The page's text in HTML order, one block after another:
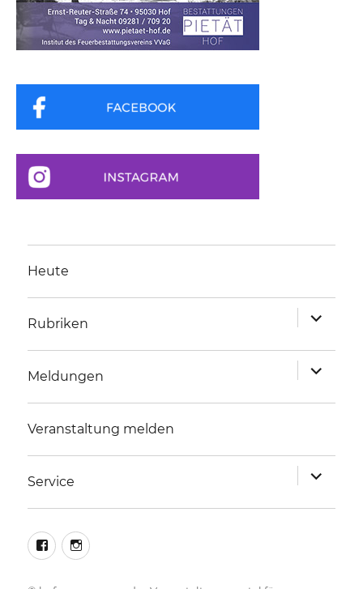
Heute
Rubriken
anzeigen
Meldungen
anzeigen
Veranstaltung melden
Service
anzeigen
facebookinstagram